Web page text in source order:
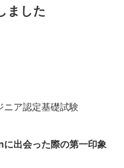
ました
ア認定基礎試験
出会った際の第一印象